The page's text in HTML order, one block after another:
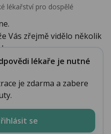
lékařství pro dospělé
Vás zřejmě vidělo několik
lékaře je nutné
je zdarma a zabere
se